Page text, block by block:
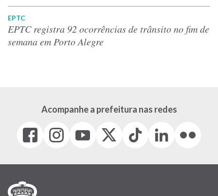
EPTC
EPTC registra 92 ocorrências de trânsito no fim de
semana em Porto Alegre
Acompanhe a prefeitura nas redes
Facebook
(link
em
janela)
Instagram
(link
em
(link
em
(Antigo
(link
Tiktok
(link
em
LinkedIn
(link
em
(link
em